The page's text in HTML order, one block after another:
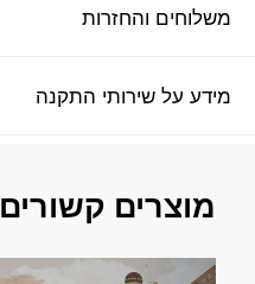
משלוחים והחזרות
מידע על שירותי התקנה
מוצרים קשורים